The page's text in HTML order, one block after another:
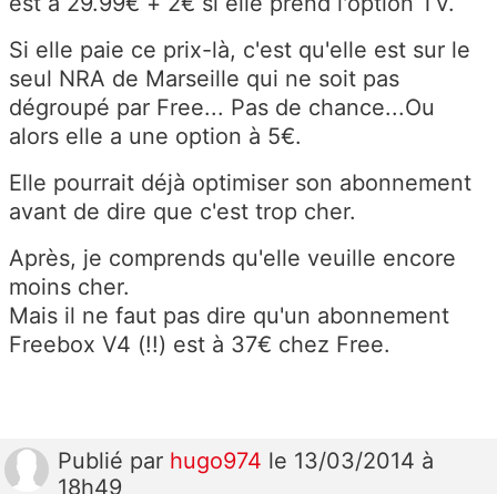
Si elle paie ce prix-là, c'est qu'elle est sur le
seul NRA de Marseille qui ne soit pas
dégroupé par Free... Pas de chance...Ou
alors elle a une option à 5€.
Elle pourrait déjà optimiser son abonnement
avant de dire que c'est trop cher.
Après, je comprends qu'elle veuille encore
moins cher.
Mais il ne faut pas dire qu'un abonnement
Freebox V4 (!!) est à 37€ chez Free.
Publié par hugo974 le 13/03/2014 à
18h49